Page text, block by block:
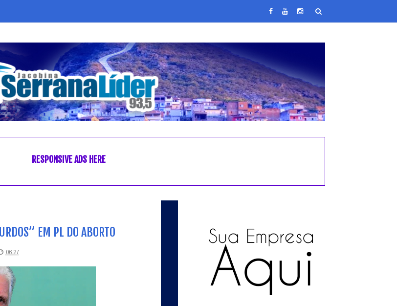
RESPONSIVE ADS HERE
EM PL DO ABORTO
06:27